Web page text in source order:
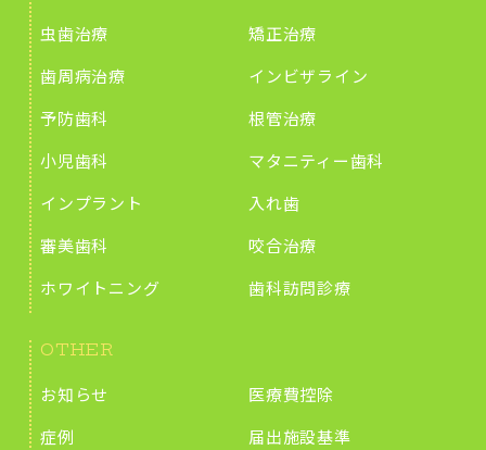
虫歯治療
歯周病治療
予防歯科
小児歯科
インプラント
審美歯科
ホワイトニング
矯正治療
インビザライン
根管治療
マタニティー歯科
入れ歯
咬合治療
歯科訪問診療
OTHER
お知らせ
症例
医療費控除
届出施設基準